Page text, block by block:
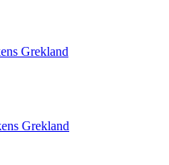
Grekland
Grekland